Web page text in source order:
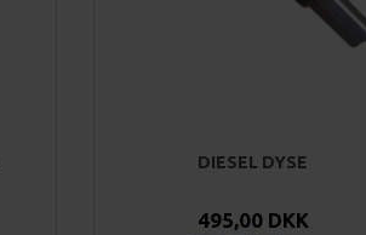
DIESEL DYSE
495,00 DKK